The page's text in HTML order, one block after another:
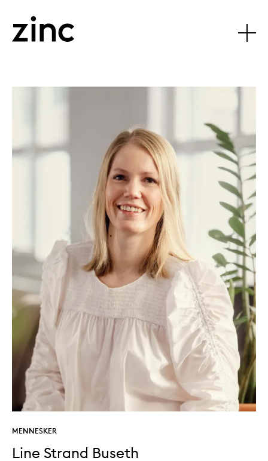
MENNESKER
Line Strand Buseth